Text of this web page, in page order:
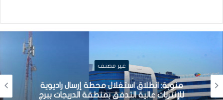
غير مصنف
منوبة: انطلاق استغلال محطة إرسال راديوية
للإنترنات عالية التدفق بمنطقة الدريجات ببرج